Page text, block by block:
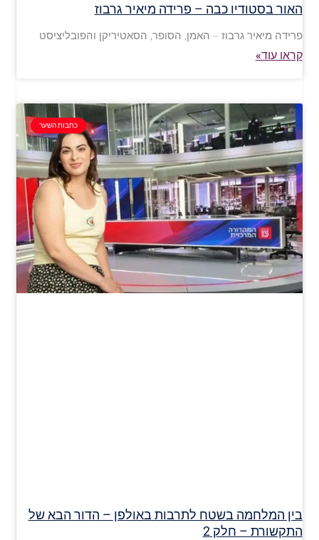
האור בסטודיו כבה – פרידה מיאיר גרבוז
פרידה מיאיר גרבוז – האמן, הסופר, הסאטיריקן והפובליציסט
קראו עוד»
כתבות השער
בין המלחמה בשטח לתרבות באולפן – הדור הבא של
התקשורת – חלק 2